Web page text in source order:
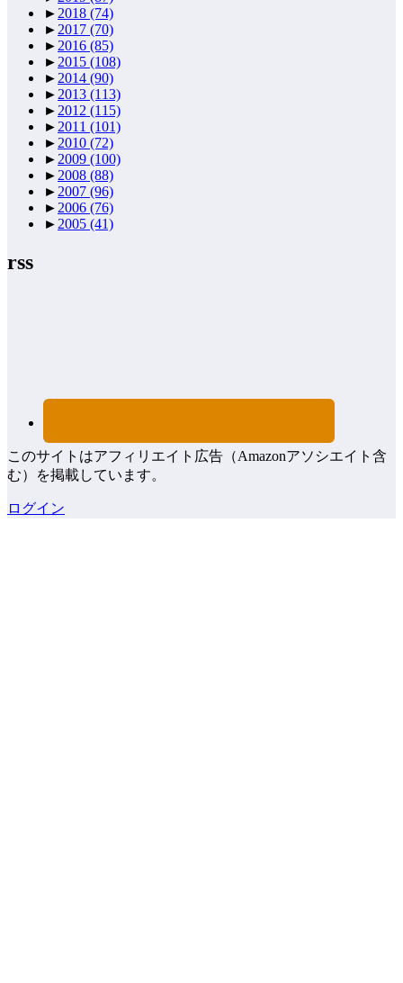
► 2018 (74)
► 2017 (70)
► 2016 (85)
► 2015 (108)
► 2014 (90)
► 2013 (113)
► 2012 (115)
► 2011 (101)
► 2010 (72)
► 2009 (100)
► 2008 (88)
► 2007 (96)
► 2006 (76)
► 2005 (41)
rss
このサイトはアフィリエイト広告（Amazonアソシエイト含
む）を掲載しています。
ログイン